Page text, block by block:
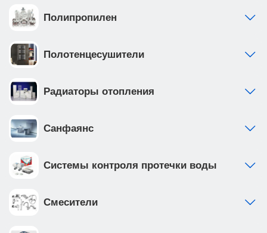
Полипропилен
Полотенцесушители
Радиаторы отопления
Санфаянс
Системы контроля протечки воды
Смесители